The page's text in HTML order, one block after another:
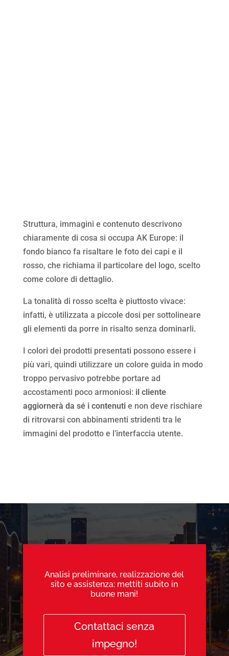
Struttura, immagini e contenuto descrivono
chiaramente di cosa si occupa AK Europe: il
fondo bianco fa risaltare le foto dei capi e il
rosso, che richiama il particolare del logo, scelto
come colore di dettaglio.
La tonalità di rosso scelta è piuttosto vivace:
infatti, è utilizzata a piccole dosi per sottolineare
gli elementi da porre in risalto senza dominarli.
I colori dei prodotti presentati possono essere i
più vari, quindi utilizzare un colore guida in modo
troppo pervasivo potrebbe portare ad
accostamenti poco armoniosi: il cliente
aggiornerà da sé i contenutie non deve rischiare
di ritrovarsi con abbinamenti stridenti tra le
immagini del prodotto e l’interfaccia utente.
Analisi preliminare, realizzazione del
sito e assistenza: mettiti subito in
buone mani!
Contattaci senza
impegno!